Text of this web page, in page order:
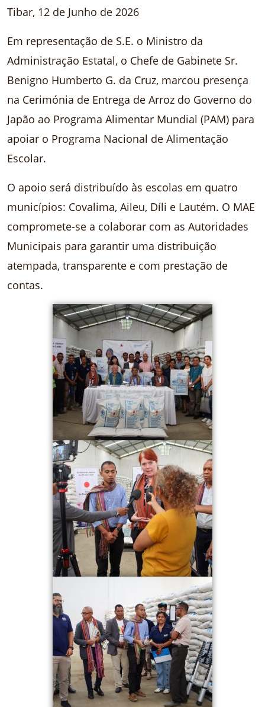
Tibar, 12 de Junho de 2026
Em representação de S.E. o Ministro da
Administração Estatal, o Chefe de Gabinete Sr.
Benigno Humberto G. da Cruz, marcou presença
na Cerimónia de Entrega de Arroz do Governo do
Japão ao Programa Alimentar Mundial (PAM) para
apoiar o Programa Nacional de Alimentação
Escolar.
O apoio será distribuído às escolas em quatro
municípios: Covalima, Aileu, Díli e Lautém. O MAE
compromete-se a colaborar com as Autoridades
Municipais para garantir uma distribuição
atempada, transparente e com prestação de
contas.